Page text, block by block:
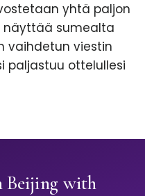
yhtä paljon
näyttää sumealta
vaihdetun viestin
paljastuu ottelullesi
Beijing with